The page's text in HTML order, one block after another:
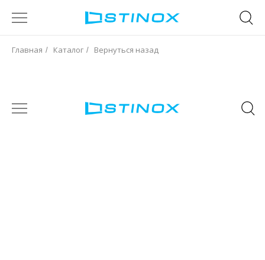
Главная / Каталог / Вернуться назад